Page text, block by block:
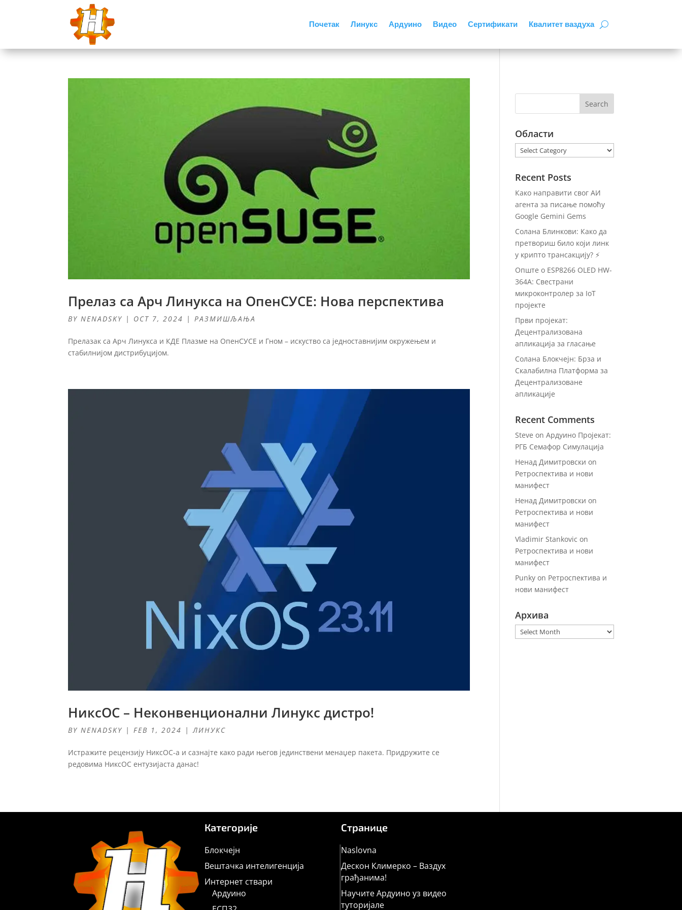
Почетак Линукс Ардуино Видео Сертификати Квалитет ваздуха
Прелаз са Арч Линукса на ОпенСУСЕ: Нова перспектива
BY NENADSKY | OCT 7, 2024 | РАЗМИШЉАЊА
Прелазак са Арч Линукса и КДЕ Плазме на ОпенСУСЕ и Гном – искуство са једноставнијим окружењем и
стабилнијом дистрибуцијом.
НиксОС – Неконвенционални Линукс дистро!
BY NENADSKY | FEB 1, 2024 | ЛИНУКС
Истражите рецензију НиксОС-а и сазнајте како ради његов јединствени менаџер пакета. Придружите се
редовима НиксОС ентузијаста данас!
Области
Области
Recent Posts
Како направити свог АИ
агента за писање помоћу
Google Gemini Gems
Солана Блинкови: Како да
претвориш било који линк
у крипто трансакцију? ⚡
Опште о ESP8266 OLED HW-
364A: Свестрани
микроконтролер за IoT
пројекте
Први пројекат:
Децентрализована
апликација за гласање
Солана Блокчејн: Брза и
Скалабилна Платформа за
Децентрализоване
апликације
Recent Comments
Steve onАрдуино Пројекат:
РГБ Семафор Симулација
Ненад Димитровски on
Ретроспектива и нови
манифест
Ненад Димитровски on
Ретроспектива и нови
манифест
Vladimir Stankovic on
Ретроспектива и нови
манифест
Punky on Ретроспектива и
нови манифест
Архива
Архива
Категорије
Блокчејн
Вештачка интелигенција
Интернет ствари
Ардуино
Странице
Naslovna
Дескон Климерко – Ваздух
грађанима!
Научите Ардуино уз видео
туторијале